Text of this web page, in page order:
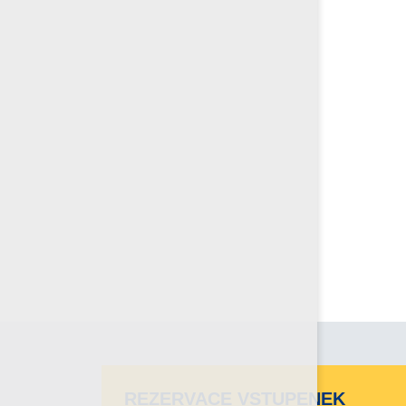
REZERVACE VSTUPENEK